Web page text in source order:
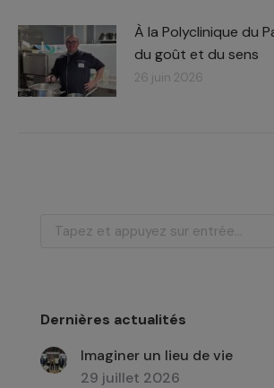
À la Polyclinique du
du goût et du sens
26 juin 2026
Recherche
Dernières actualités
Imaginer un lieu de vie
29 juillet 2026